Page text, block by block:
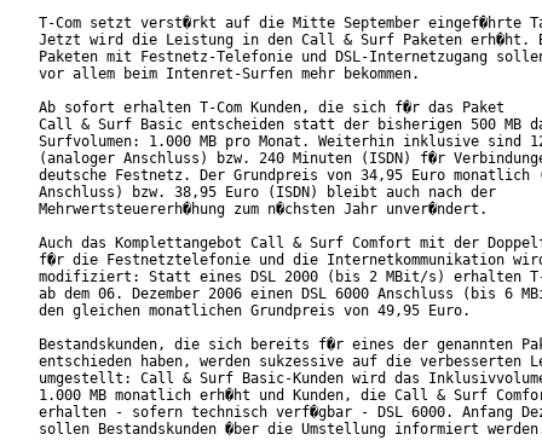
T-Com setzt verst�rkt auf die Mitte September eingef�hrte
Jetzt wird die Leistung in den Call & Surf Paketen erh�ht.
Paketen mit Festnetz-Telefonie und DSL-Internetzugang
vor allem beim Intenret-Surfen mehr bekommen.
Ab sofort erhalten T-Com Kunden, die sich f�r das Paket
Call & Surf Basic entscheiden statt der bisherigen 500 MB
Surfvolumen: 1.000 MB pro Monat. Weiterhin inklusive sind
(analoger Anschluss) bzw. 240 Minuten (ISDN) f�r
deutsche Festnetz. Der Grundpreis von 34,95 Euro monatlich
Anschluss) bzw. 38,95 Euro (ISDN) bleibt auch nach der
Mehrwertsteuererh�hung zum n�chsten Jahr unver�ndert.
Auch das Komplettangebot Call & Surf Comfort mit der
f�r die Festnetztelefonie und die Internetkommunikation
modifiziert: Statt eines DSL 2000 (bis 2 MBit/s) erhalten T-
ab dem 06. Dezember 2006 einen DSL 6000 Anschluss (bis 6
den gleichen monatlichen Grundpreis von 49,95 Euro.
Bestandskunden, die sich bereits f�r eines der genannten
entschieden haben, werden sukzessive auf die verbesserten
umgestellt: Call & Surf Basic-Kunden wird das
1.000 MB monatlich erh�ht und Kunden, die Call & Surf
erhalten - sofern technisch verf�gbar - DSL 6000. Anfang
sollen Bestandskunden �ber die Umstellung informiert